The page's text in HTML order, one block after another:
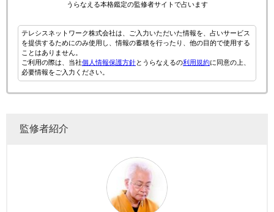
うらなえる本格鑑定の監修者サイトで占います
テレシスネットワーク株式会社は、ご入力いただいた情報を、占いサービス
を提供するためにのみ使用し、情報の蓄積を行ったり、他の目的で使用する
ことはありません。
ご利用の際は、当社個人情報保護方針とうらなえるの利用規約に同意の上、
必要情報をご入力ください。
監修者紹介